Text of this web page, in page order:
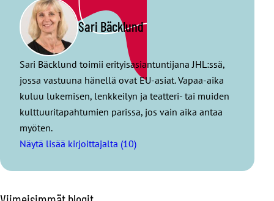
Sari Bäcklund
Sari Bäcklund toimii erityisasiantuntijana JHL:ssä,
jossa vastuuna hänellä ovat EU-asiat. Vapaa-aika
kuluu lukemisen, lenkkeilyn ja teatteri- tai muiden
kulttuuritapahtumien parissa, jos vain aika antaa
myöten.
Näytä lisää kirjoittajalta (10)
O